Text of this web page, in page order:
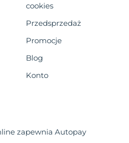
cookies
Przedsprzedaż
Promocje
Blog
Konto
zapewnia Autopay